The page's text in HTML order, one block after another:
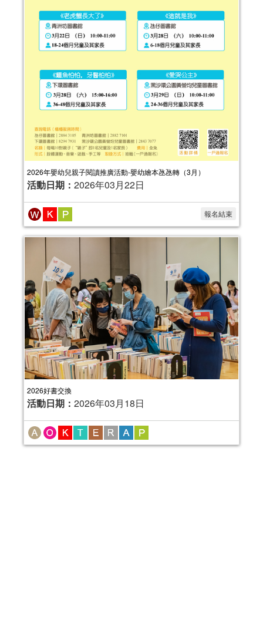
2026年嬰幼兒親子閱讀推廣活動-嬰幼繪本氹氹轉（3月）
活動日期： 2026年03月22日
報名結束
2026好書交換
活動日期： 2026年03月18日